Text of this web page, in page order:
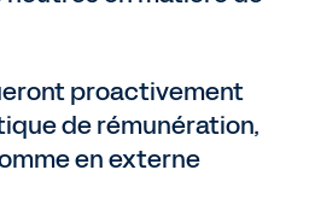
proactivement
de rémunération,
en externe